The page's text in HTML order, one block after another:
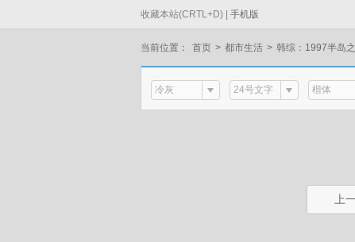
收藏本站(CRTL+D) | 手机版
当前位置： 首页 > 都市生活 > 韩综：1997半岛
冷灰 24号文字 楷体
上